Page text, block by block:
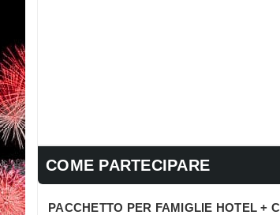
COME PARTECIPARE
PACCHETTO PER FAMIGLIE HOTEL +